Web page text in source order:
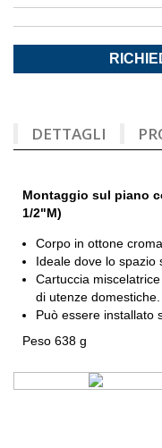
DETTAGLI
Montaggio sul piano
1/2"M)
Corpo in ottone
Ideale dove lo spazio
Cartuccia
di utenze domestiche.
Può essere installato
Peso 638 g